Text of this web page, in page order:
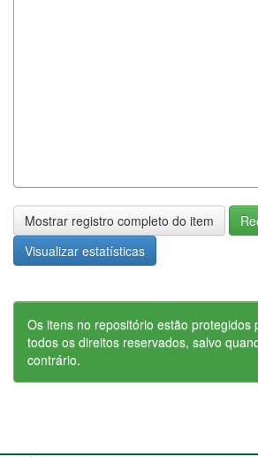
Mostrar registro completo do item
Visualizar estatísticas
Os itens no repositório estão protegidos
todos os direitos reservados, salvo
contrário.